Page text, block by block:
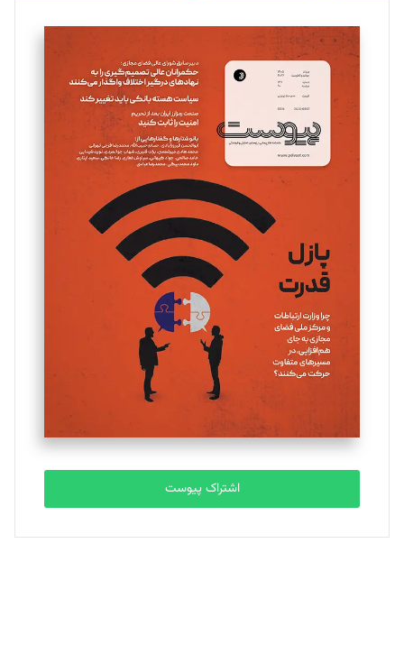
تحریریه
سروش کرمیان
تحریریه
مینا پاکدل
یسنا امان‌پور
تحریریه
ملینا جعفری
تحریریه
مصطفی مسجدی آرانی
تحریریه
بابک نقاش
تحریریه
اشتراک پیوست